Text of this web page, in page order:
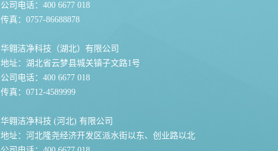
公司电话：400 6677 018
传真：0757-86688878
华翱洁净科技（湖北）有限公司
地址：湖北省云梦县城关镇子文路1号
公司电话：400 6677 018
传真：0712-4589999
华翱洁净科技 (河北) 有限公司
地址：河北隆尧经济开发区派水街以东、创业路以北